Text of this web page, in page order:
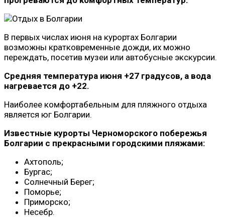
В первых числах июня на курортах Болгарии
возможны кратковременные дожди, их можно
переждать, посетив музеи или автобусные экскурсии.
Средняя температура июня +27 градусов, а вода
нагревается до +22.
Наиболее комфортабельным для пляжного отдыха
является юг Болгарии.
Известные курорты Черноморского побережья
Болгарии с прекрасными городскими пляжами:
Ахтополь;
Бургас;
Солнечный Берег;
Поморье;
Приморско;
Несебр.